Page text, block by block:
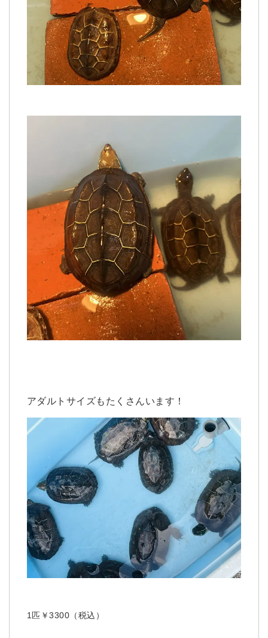
アダルトサイズもたくさんいます！
1匹￥3300（税込）